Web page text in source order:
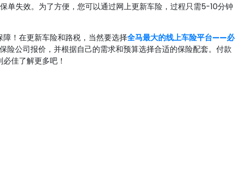
单失效。为了方便，您可以通过网上更新车险，过程只需5-10分钟
！在更新车险和路税，当然要选择全马最大的线上车险平台——必
险公司报价，并根据自己的需求和预算选择合适的保险配套。付款
佳了解更多吧！